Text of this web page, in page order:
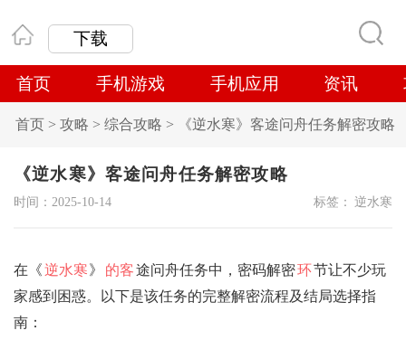
下载
首页 手机游戏 手机应用 资讯
首页 > 攻略 > 综合攻略 > ‌《逆水寒》客途问舟任务解密攻略
‌《逆水寒》客途问舟任务解密攻略
时间：2025-10-14 标签： 逆水寒
在《逆水寒》 的客途问舟任务中，密码解密环节让不少玩
家感到困惑。以下是该任务的完整解密流程及结局选择指
南：